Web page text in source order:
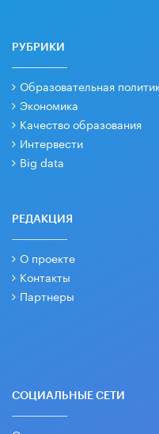
РУБРИКИ
Образовательная
Экономика
Качество образования
Интервести
Big data
РЕДАКЦИЯ
О проекте
Контакты
Партнеры
СОЦИАЛЬНЫЕ СЕТИ